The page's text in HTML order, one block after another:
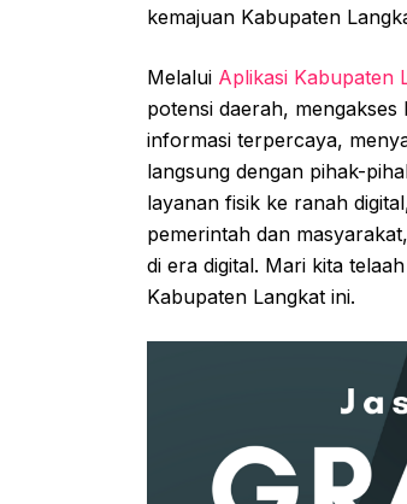
kemajuan Kabupaten
Melalui Aplikasi Kabupaten
potensi daerah,
informasi terpercaya,
langsung dengan pihak-
layanan fisik ke ranah
pemerintah dan
di era digital. Mari kita
Kabupaten Langkat ini.